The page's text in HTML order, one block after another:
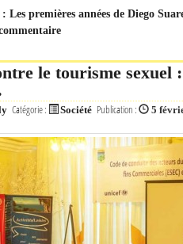
Les premières années de Diego
le tourisme sexuel
Catégorie : Société Publication : 5